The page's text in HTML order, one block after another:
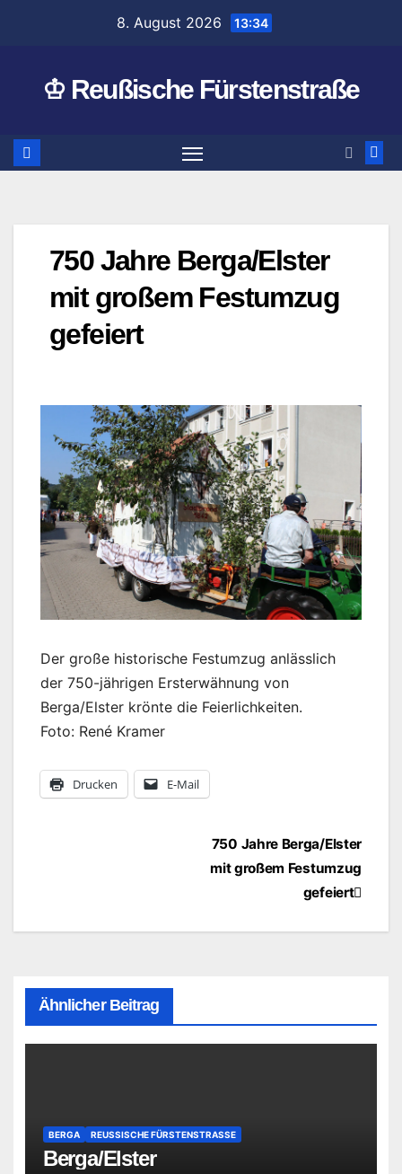
8. August 2026 13:34
♔ Reußische Fürstenstraße
750 Jahre Berga/Elster
mit großem Festumzug
gefeiert
Der große historische Festumzug anlässlich
der 750-jährigen Ersterwähnung von
Berga/Elster krönte die Feierlichkeiten.
Foto: René Kramer
Drucken E-Mail
Beitragsnavigation750 Jahre Berga/Elster
mit großem Festumzug
gefeiert
Ähnlicher Beitrag
BERGA REUSSISCHE FÜRSTENSTRASSE
Berga/Elster